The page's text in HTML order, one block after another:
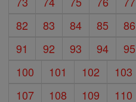
82
83 84 85 86
91
92 93 94 95
100
101 102 103
107
108 109 110